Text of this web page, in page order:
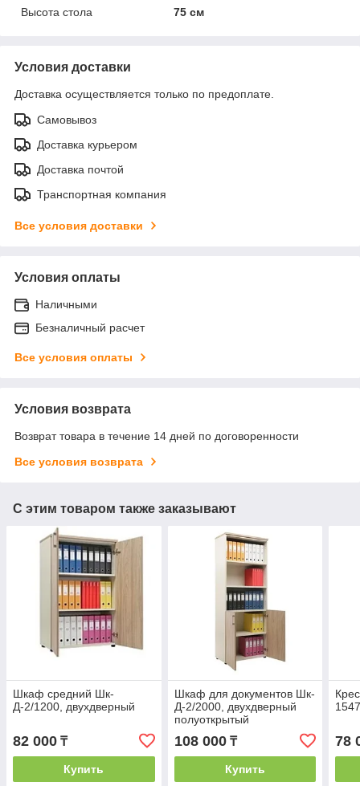
Высота стола
75 см
Условия доставки
Доставка осуществляется только по предоплате.
Самовывоз
Доставка курьером
Доставка почтой
Транспортная компания
Все условия доставки
Условия оплаты
Наличными
Безналичный расчет
Все условия оплаты
Условия возврата
Возврат товара в течение 14 дней по договоренности
Все условия возврата
С этим товаром также заказывают
Шкаф средний Шк-
Д-2/1200, двухдверный
82 000 ₸
Купить
Шкаф для документов Шк-
Д-2/2000, двухдверный
полуоткрытый
108 000₸
Купить
78